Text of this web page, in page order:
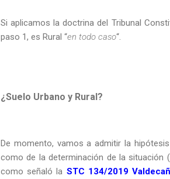
Si aplicamos la doctrina del Tribunal
paso 1, es Rural “en todo caso“.
¿Suelo Urbano y Rural?
De momento, vamos a admitir la
como de la determinación de la situación
como señaló la STC 134/2019